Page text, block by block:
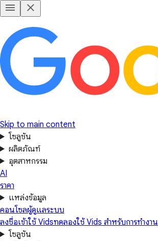
Skip to main content
โซลูชัน
ผลิตภัณฑ์
อุตสาหกรรม
AI
ราคา
แหล่งข้อมูล
คอนโซลผู้ดูแลระบบ
ลงชื่อเข้าใช้ Vidsทดลองใช้ Vids สำหรับการทำงาน
โซลูชัน